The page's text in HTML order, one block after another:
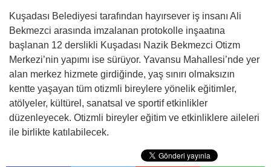
Kuşadası Belediyesi tarafından hayırsever iş insanı Ali
Bekmezci arasında imzalanan protokolle inşaatına
başlanan 12 derslikli Kuşadası Nazik Bekmezci Otizm
Merkezi’nin yapımı ise sürüyor. Yavansu Mahallesi’nde yer
alan merkez hizmete girdiğinde, yaş sınırı olmaksızın
kentte yaşayan tüm otizmli bireylere yönelik eğitimler,
atölyeler, kültürel, sanatsal ve sportif etkinlikler
düzenleyecek. Otizmli bireyler eğitim ve etkinliklere aileleri
ile birlikte katılabilecek.